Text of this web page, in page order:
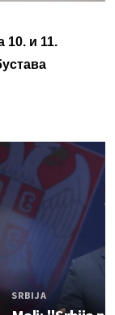
10. и 11.
SRBIJA